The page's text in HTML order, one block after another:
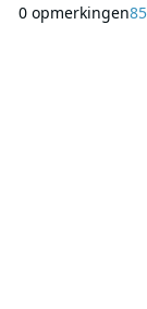
en met 21
0 opmerkingen